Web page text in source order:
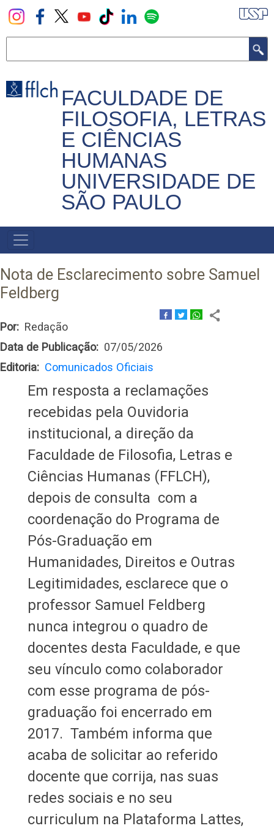
Pular
para
principal
FACULDADE DE
FILOSOFIA, LETRAS
E CIÊNCIAS
HUMANAS
UNIVERSIDADE DE
SÃO PAULO
NAVEGADOR
PRINCIPAL
Nota de Esclarecimento sobre Samuel
Feldberg
Por
Redação
Data de Publicação
07/05/2026
Editoria
Comunicados Oficiais
Em resposta a reclamações
recebidas pela Ouvidoria
institucional, a direção da
Faculdade de Filosofia, Letras e
Ciências Humanas (FFLCH),
depois de consulta com a
coordenação do Programa de
Pós-Graduação em
Humanidades, Direitos e Outras
Legitimidades, esclarece que o
professor Samuel Feldberg
nunca integrou o quadro de
docentes desta Faculdade, e que
seu vínculo como colaborador
com esse programa de pós-
graduação foi encerrado em
2017. Também informa que
acaba de solicitar ao referido
docente que corrija, nas suas
redes sociais e no seu
curriculum na Plataforma Lattes,